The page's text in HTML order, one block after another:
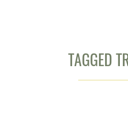
TAGGED